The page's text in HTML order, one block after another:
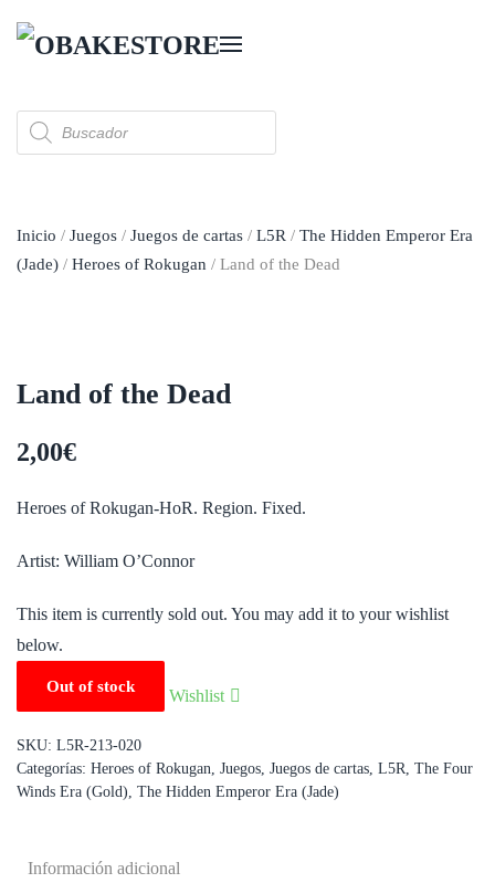
Búsqueda
de
productos
Inicio / Juegos / Juegos de cartas / L5R / The Hidden Emperor Era
(Jade) / Heroes of Rokugan / Land of the Dead
Land of the Dead
2,00€
Heroes of Rokugan-HoR. Region. Fixed.
Artist: William O’Connor
This item is currently sold out. You may add it to your wishlist
below.
Out of stock Wishlist
SKU: L5R-213-020
Categorías: Heroes of Rokugan, Juegos, Juegos de cartas, L5R, The Four
Winds Era (Gold), The Hidden Emperor Era (Jade)
Información adicional